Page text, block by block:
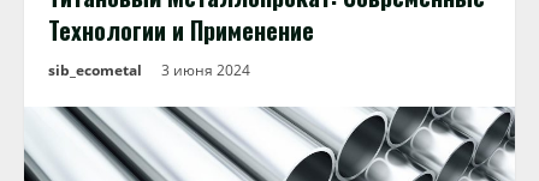
Технологии и Применение
sib_ecometal 3 июня 2024